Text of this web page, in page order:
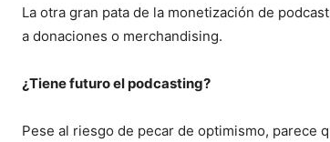
La otra gran pata de la monetización de
a donaciones o merchandising.
¿Tiene futuro el podcasting?
Pese al riesgo de pecar de optimismo, parece